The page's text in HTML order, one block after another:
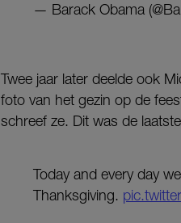
— Barack Obama
Twee jaar later deelde ook
foto van het gezin op de
schreef ze. Dit was de
Today and every day
Thanksgiving.